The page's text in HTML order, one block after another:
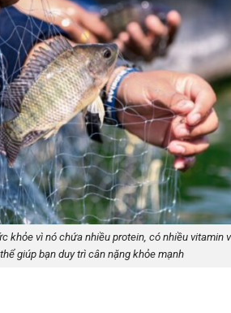
khỏe vì nó chứa nhiều protein, có nhiều vitamin
giúp bạn duy trì cân nặng khỏe mạnh